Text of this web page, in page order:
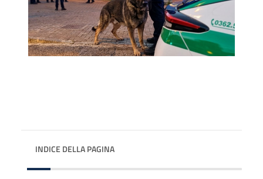
INDICE DELLA PAGINA